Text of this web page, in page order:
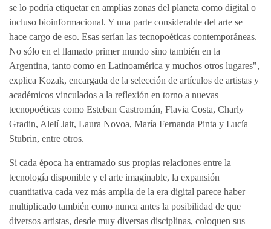
se lo podría etiquetar en amplias zonas del planeta como digital o
incluso bioinformacional. Y una parte considerable del arte se
hace cargo de eso. Esas serían las tecnopoéticas contemporáneas.
No sólo en el llamado primer mundo sino también en la
Argentina, tanto como en Latinoamérica y muchos otros lugares",
explica Kozak, encargada de la selección de artículos de artistas y
académicos vinculados a la reflexión en torno a nuevas
tecnopoéticas como Esteban Castromán, Flavia Costa, Charly
Gradin, Alelí Jait, Laura Novoa, María Fernanda Pinta y Lucía
Stubrin, entre otros.
Si cada época ha entramado sus propias relaciones entre la
tecnología disponible y el arte imaginable, la expansión
cuantitativa cada vez más amplia de la era digital parece haber
multiplicado también como nunca antes la posibilidad de que
diversos artistas, desde muy diversas disciplinas, coloquen sus